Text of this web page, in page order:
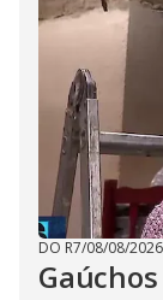
DO R7/08/08/2026